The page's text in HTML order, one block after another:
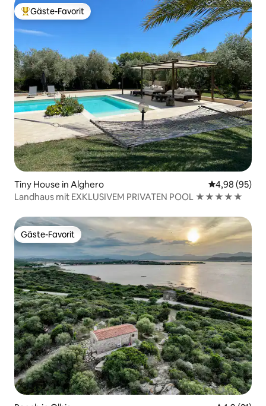
Beliebter Gäste-Favorit.
Gäste-Favorit
Tiny House in Alghero
4,98 (95)
Landhaus mit EXKLUSIVEM PRIVATEN POOL ★★★★★
Gäste-Favorit
Gäste-Favorit